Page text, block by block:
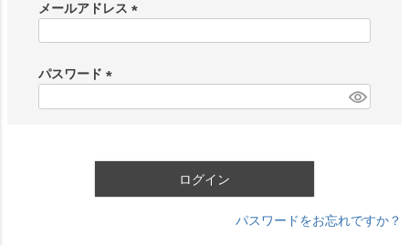
メールアドレス
)
パスワード
ログイン
パスワードをお忘れですか？